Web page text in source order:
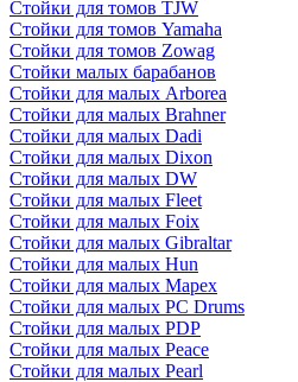
Стойки для томов TJW
Стойки для томов Yamaha
Стойки для томов Zowag
Стойки малых барабанов
Стойки для малых Arborea
Стойки для малых Brahner
Стойки для малых Dadi
Стойки для малых Dixon
Стойки для малых DW
Стойки для малых Fleet
Стойки для малых Foix
Стойки для малых Gibraltar
Стойки для малых Hun
Стойки для малых Mapex
Стойки для малых PC Drums
Стойки для малых PDP
Стойки для малых Peace
Стойки для малых Pearl